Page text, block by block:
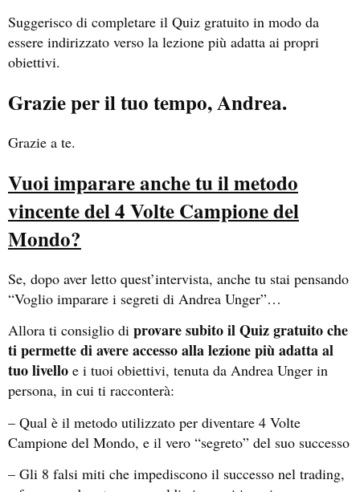
Suggerisco di completare il Quiz gratuito in modo da
essere indirizzato verso la lezione più adatta ai propri
obiettivi.
Grazie per il tuo tempo, Andrea.
Grazie a te.
Vuoi imparare anche tu il metodo
vincente del 4 Volte Campione del
Mondo?
Se, dopo aver letto quest’intervista, anche tu stai pensando
“Voglio imparare i segreti di Andrea Unger”…
Allora ti consiglio di provare subito il Quiz gratuito che
ti permette di avere accesso alla lezione più adatta al
tuo livello e i tuoi obiettivi, tenuta da Andrea Unger in
persona, in cui ti racconterà:
– Qual è il metodo utilizzato per diventare 4 Volte
Campione del Mondo, e il vero “segreto” del suo successo
– Gli 8 falsi miti che impediscono il successo nel trading,